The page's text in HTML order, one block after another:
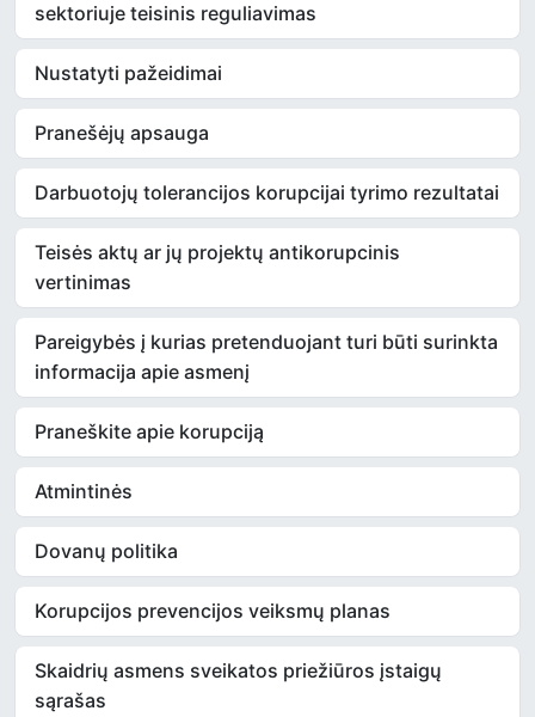
sektoriuje teisinis reguliavimas
Nustatyti pažeidimai
Pranešėjų apsauga
Darbuotojų tolerancijos korupcijai tyrimo rezultatai
Teisės aktų ar jų projektų antikorupcinis
vertinimas
Pareigybės į kurias pretenduojant turi būti surinkta
informacija apie asmenį
Praneškite apie korupciją
Atmintinės
Dovanų politika
Korupcijos prevencijos veiksmų planas
Skaidrių asmens sveikatos priežiūros įstaigų
sąrašas